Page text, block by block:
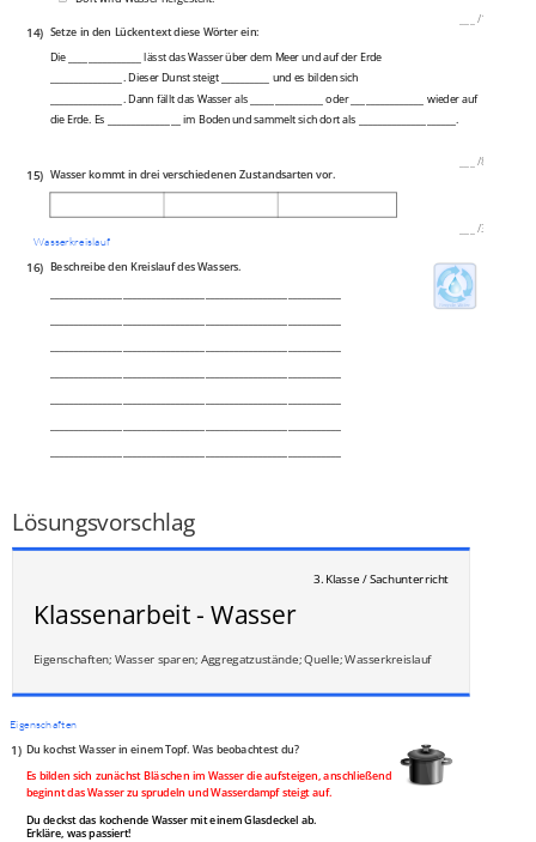
/1P
14) Setze in den Lückentext diese Wörter ein:
Die _______________ lässt das Wasser über dem Meer und auf der Erde
_______________. Dieser Dunst steigt __________ und es bilden sich
_______________. Dann fällt das Wasser als _______________ oder _______________ wieder auf
die Erde. Es _______________ im Boden und sammelt sich dort als ____________________.
/8P
15) Wasser kommt in drei verschiedenen Zustandsarten vor.
/3P
Wasserkreislauf
16) Beschreibe den Kreislauf des Wassers.
Lösungsvorschlag
3. Klasse / Sachunterricht
Klassenarbeit - Wasser
Eigenschaften; Wasser sparen; Aggregatzustände; Quelle; Wasserkreislauf
Eigenschaften
1) Du kochst Wasser in einem Topf. Was beobachtest du?
Es bilden sich zunächst Bläschen im Wasser die aufsteigen, anschließend
beginnt das Wasser zu sprudeln und Wasserdampf steigt auf.
Du deckst das kochende Wasser mit einem Glasdeckel ab.
Erkläre, was passiert!